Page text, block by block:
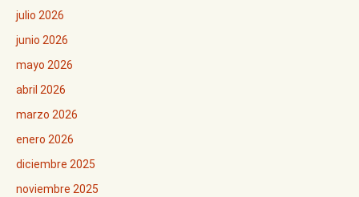
julio 2026
junio 2026
mayo 2026
abril 2026
marzo 2026
enero 2026
diciembre 2025
noviembre 2025